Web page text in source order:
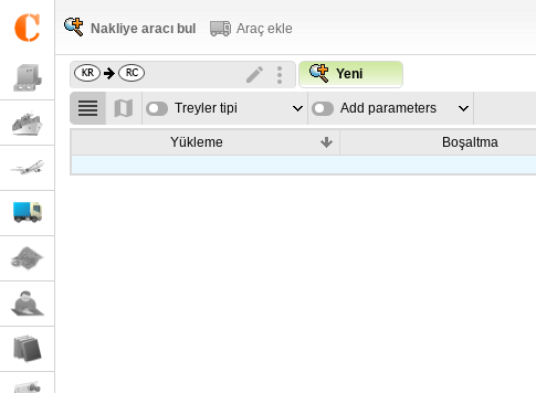
Nakliye aracı bul Araç ekle
Yeni
Treyler tipi Add parameters
Yükleme Boşaltma